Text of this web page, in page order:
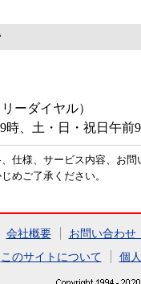
ーダイヤル）
時、土・日・祝日午前9
仕様、サービス内容、お
めご了承ください。
会社概要 お問い合わせ
このサイトについて
個